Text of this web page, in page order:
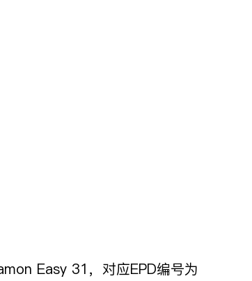
Easy 31，对应EPD编号为